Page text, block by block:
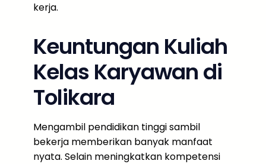
kerja.
Keuntungan Kuliah
Kelas Karyawan di
Tolikara
Mengambil pendidikan tinggi sambil
bekerja memberikan banyak manfaat
nyata. Selain meningkatkan kompetensi